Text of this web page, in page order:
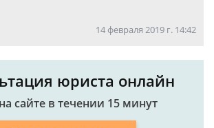
14 февраля 2019 г. 14:42
юриста онлайн
сайте в течении 15 минут